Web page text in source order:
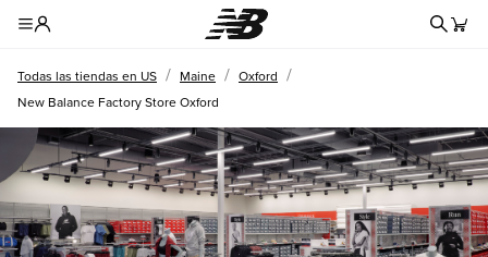
Todas las tiendas en US / Maine / Oxford /
New Balance Factory Store Oxford